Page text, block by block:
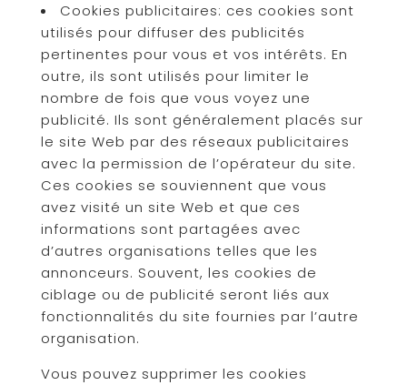
Cookies publicitaires: ces cookies sont
utilisés pour diffuser des publicités
pertinentes pour vous et vos intérêts. En
outre, ils sont utilisés pour limiter le
nombre de fois que vous voyez une
publicité. Ils sont généralement placés sur
le site Web par des réseaux publicitaires
avec la permission de l’opérateur du site.
Ces cookies se souviennent que vous
avez visité un site Web et que ces
informations sont partagées avec
d’autres organisations telles que les
annonceurs. Souvent, les cookies de
ciblage ou de publicité seront liés aux
fonctionnalités du site fournies par l’autre
organisation.
Vous pouvez supprimer les cookies